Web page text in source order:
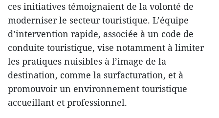
ces initiatives témoignaient de la volonté de
moderniser le secteur touristique. L’équipe
d’intervention rapide, associée à un code de
conduite touristique, vise notamment à limiter
les pratiques nuisibles à l’image de la
destination, comme la surfacturation, et à
promouvoir un environnement touristique
accueillant et professionnel.